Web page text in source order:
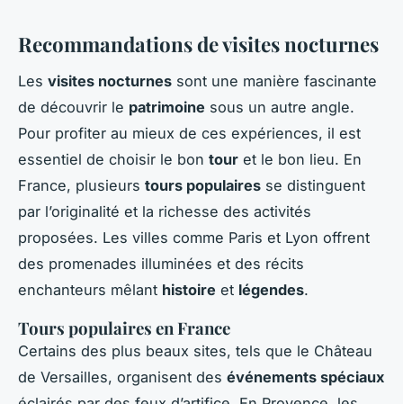
Recommandations de visites nocturnes
Les visites nocturnes sont une manière fascinante
de découvrir le patrimoine sous un autre angle.
Pour profiter au mieux de ces expériences, il est
essentiel de choisir le bon tour et le bon lieu. En
France, plusieurs tours populaires se distinguent
par l’originalité et la richesse des activités
proposées. Les villes comme Paris et Lyon offrent
des promenades illuminées et des récits
enchanteurs mêlant histoire et légendes.
Tours populaires en France
Certains des plus beaux sites, tels que le Château
de Versailles, organisent des événements spéciaux